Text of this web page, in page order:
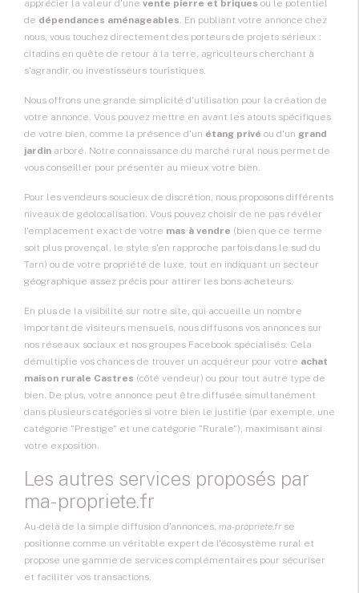
apprécier la valeur d'une vente pierre et briques ou le potentiel
de dépendances aménageables. En publiant votre annonce chez
nous, vous touchez directement des porteurs de projets sérieux :
citadins en quête de retour à la terre, agriculteurs cherchant à
s'agrandir, ou investisseurs touristiques.
Nous offrons une grande simplicité d'utilisation pour la création de
votre annonce. Vous pouvez mettre en avant les atouts spécifiques
de votre bien, comme la présence d'un étang privé ou d'un grand
jardin arboré. Notre connaissance du marché rural nous permet de
vous conseiller pour présenter au mieux votre bien.
Pour les vendeurs soucieux de discrétion, nous proposons différents
niveaux de géolocalisation. Vous pouvez choisir de ne pas révéler
l'emplacement exact de votre mas à vendre (bien que ce terme
soit plus provençal, le style s'en rapproche parfois dans le sud du
Tarn) ou de votre propriété de luxe, tout en indiquant un secteur
géographique assez précis pour attirer les bons acheteurs.
En plus de la visibilité sur notre site, qui accueille un nombre
important de visiteurs mensuels, nous diffusons vos annonces sur
nos réseaux sociaux et nos groupes Facebook spécialisés. Cela
démultiplie vos chances de trouver un acquéreur pour votre achat
maison rurale Castres (côté vendeur) ou pour tout autre type de
bien. De plus, votre annonce peut être diffusée simultanément
dans plusieurs catégories si votre bien le justifie (par exemple, une
catégorie "Prestige" et une catégorie "Rurale"), maximisant ainsi
votre exposition.
Les autres services proposés par
ma-propriete.fr
Au-delà de la simple diffusion d'annonces, ma-propriete.fr se
positionne comme un véritable expert de l'écosystème rural et
propose une gamme de services complémentaires pour sécuriser
et faciliter vos transactions.